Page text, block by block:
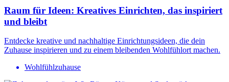
Raum für Ideen: Kreatives Einrichten, das inspiriert
und bleibt
Entdecke kreative und nachhaltige Einrichtungsideen, die dein
Zuhause inspirieren und zu einem bleibenden Wohlfühlort machen.
Wohlfühlzuhause